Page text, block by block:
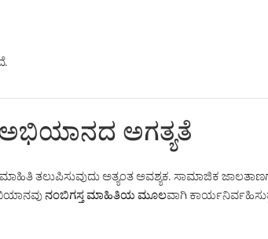
ಅಗತ್ಯತೆ
ತಲುಪಿಸುವುದು ಅತ್ಯಂತ ಅವಶ್ಯಕ. ಸಾಮಾಜಿಕ
ನಂಬಿಗಸ್ತ ಮಾಹಿತಿಯ ಮೂಲವಾಗಿ